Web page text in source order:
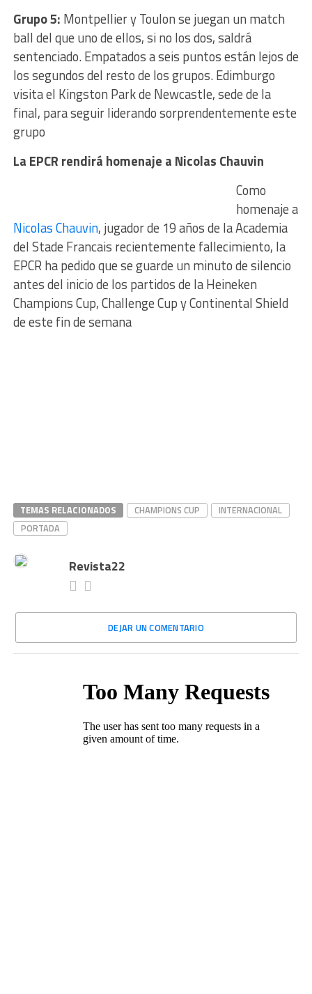
Grupo 5: Montpellier y Toulon se juegan un match
ball del que uno de ellos, si no los dos, saldrá
sentenciado. Empatados a seis puntos están lejos de
los segundos del resto de los grupos. Edimburgo
visita el Kingston Park de Newcastle, sede de la
final, para seguir liderando sorprendentemente este
grupo
La EPCR rendirá homenaje a Nicolas Chauvin
Como
homenaje a
Nicolas Chauvin, jugador de 19 años de la Academia
del Stade Francais recientemente fallecimiento, la
EPCR ha pedido que se guarde un minuto de silencio
antes del inicio de los partidos de la Heineken
Champions Cup, Challenge Cup y Continental Shield
de este fin de semana
TEMAS RELACIONADOS CHAMPIONS CUP
INTERNACIONAL
PORTADA
Revista22
DEJAR UN COMENTARIO